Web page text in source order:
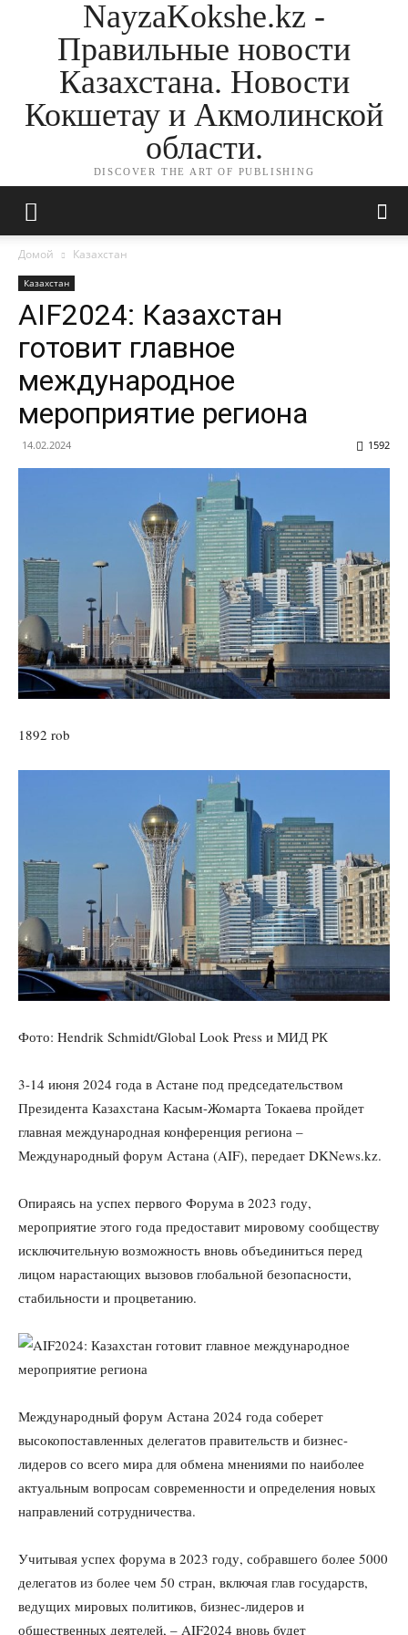
NayzaKokshe.kz -
Правильные новости
Казахстана. Новости
Кокшетау и Акмолинской
области.
DISCOVER THE ART OF PUBLISHING
Домой Казахстан
Казахстан
AIF2024: Казахстан
готовит главное
международное
мероприятие региона
14.02.2024 1592
1892 rob
Фото: Hendrik Schmidt/Global Look Press и МИД РК
3-14 июня 2024 года в Астане под председательством
Президента Казахстана Касым-Жомарта Токаева пройдет
главная международная конференция региона –
Международный форум Астана (AIF), передает DKNews.kz.
Опираясь на успех первого Форума в 2023 году,
мероприятие этого года предоставит мировому сообществу
исключительную возможность вновь объединиться перед
лицом нарастающих вызовов глобальной безопасности,
стабильности и процветанию.
Международный форум Астана 2024 года соберет
высокопоставленных делегатов правительств и бизнес-
лидеров со всего мира для обмена мнениями по наиболее
актуальным вопросам современности и определения новых
направлений сотрудничества.
Учитывая успех форума в 2023 году, собравшего более 5000
делегатов из более чем 50 стран, включая глав государств,
ведущих мировых политиков, бизнес-лидеров и
общественных деятелей, – AIF2024 вновь будет